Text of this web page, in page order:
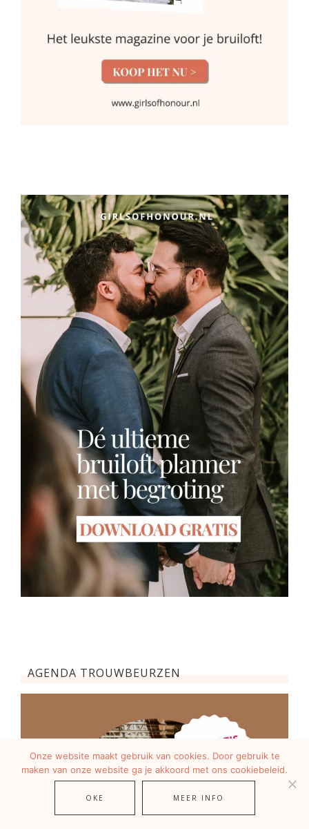
AGENDA TROUWBEURZEN
Onze website maakt gebruik van cookies. Door gebruik te
maken van onze website ga je akkoord met ons cookiebeleid.
OKE MEER INFO